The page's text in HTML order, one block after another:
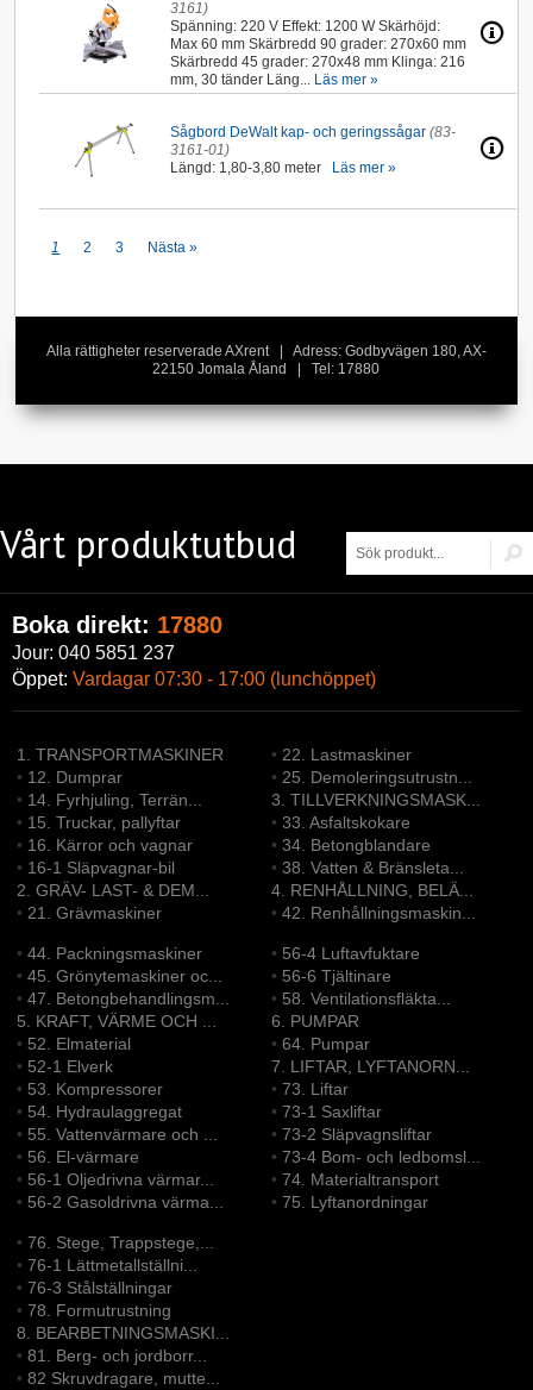
3161)
Spänning: 220 V Effekt: 1200 W Skärhöjd:
Max 60 mm Skärbredd 90 grader: 270x60 mm
Skärbredd 45 grader: 270x48 mm Klinga: 216
mm, 30 tänder Läng... Läs mer »
Sågbord DeWalt kap- och geringssågar (83-
3161-01)
Längd: 1,80-3,80 meter
Läs mer »
1 2 3 Nästa »
Alla rättigheter reserverade AXrent | Adress: Godbyvägen 180, AX-
22150 Jomala Åland | Tel: 17880
Vårt produktutbud
Boka direkt: 17880
Jour: 040 5851 237
Öppet: Vardagar 07:30 - 17:00 (lunchöppet)
1. TRANSPORTMASKINER
• 12. Dumprar
• 14. Fyrhjuling, Terrän...
• 15. Truckar, pallyftar
• 16. Kärror och vagnar
• 16-1 Släpvagnar-bil
2. GRÄV- LAST- & DEM...
• 21. Grävmaskiner
• 22. Lastmaskiner
• 25. Demoleringsutrustn...
3. TILLVERKNINGSMASK...
•33. Asfaltskokare
•34. Betongblandare
•38. Vatten & Bränsleta...
4. RENHÅLLNING, BELÄ...
•42. Renhållningsmaskin...
•44. Packningsmaskiner
•45. Grönytemaskiner oc...
•47. Betongbehandlingsm...
5. KRAFT, VÄRME OCH ...
• 52. Elmaterial
• 52-1 Elverk
• 53. Kompressorer
• 54. Hydraulaggregat
• 55. Vattenvärmare och ...
• 56. El-värmare
• 56-1 Oljedrivna värmar...
• 56-2 Gasoldrivna värma...
• 56-4 Luftavfuktare
• 56-6 Tjältinare
• 58. Ventilationsfläkta...
6. PUMPAR
•64. Pumpar
7. LIFTAR, LYFTANORN...
•73. Liftar
•73-1 Saxliftar
•73-2 Släpvagnsliftar
•73-4 Bom- och ledbomsl...
•74. Materialtransport
•75. Lyftanordningar
•76. Stege, Trappstege,...
•76-1 Lättmetallställni...
•76-3 Stålställningar
•78. Formutrustning
8. BEARBETNINGSMASKI...
•81. Berg- och jordborr...
•82 Skruvdragare, mutte...